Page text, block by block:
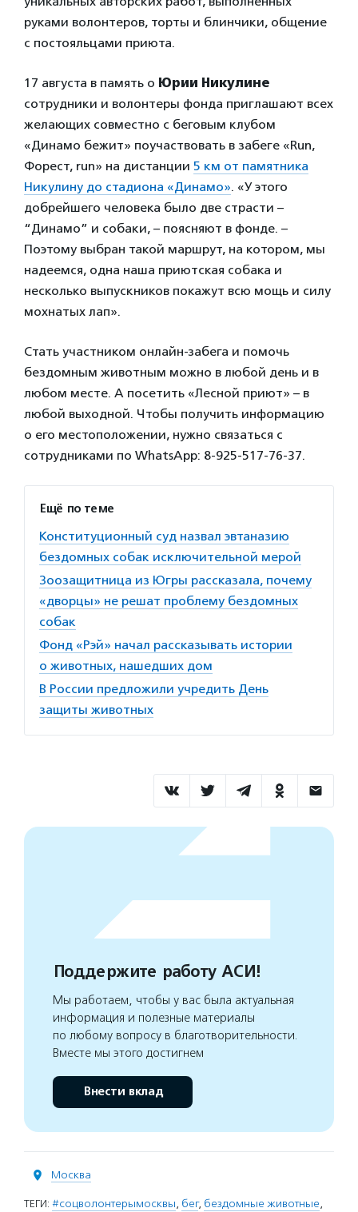
руками волонтеров, торты и блинчики, общение
с постояльцами приюта.
17 августа в память о Юрии Никулине
сотрудники и волонтеры фонда приглашают всех
желающих совместно с беговым клубом
«Динамо бежит» поучаствовать в забеге «Run,
Форест, run» на дистанции 5 км от памятника
Никулину до стадиона «Динамо». «У этого
добрейшего человека было две страсти –
“Динамо” и собаки, – поясняют в фонде. –
Поэтому выбран такой маршрут, на котором, мы
надеемся, одна наша приютская собака и
несколько выпускников покажут всю мощь и силу
мохнатых лап».
Стать участником онлайн-забега и помочь
бездомным животным можно в любой день и в
любом месте. А посетить «Лесной приют» – в
любой выходной. Чтобы получить информацию
о его местоположении, нужно связаться с
сотрудниками по WhatsApp: 8-925-517-76-37.
Ещё по теме
Конституционный суд назвал эвтаназию
бездомных собак исключительной мерой
Зоозащитница из Югры рассказала, почему
«дворцы» не решат проблему бездомных
собак
Фонд «Рэй» начал рассказывать истории
о животных, нашедших дом
В России предложили учредить День
защиты животных
Поддержите работу АСИ!
Мы работаем, чтобы у вас была актуальная
информация и полезные материалы
по любому вопросу в благотворительности.
Вместе мы этого достигнем
Внести вклад
Москва
ТЕГИ: #соцволонтерымосквы, бег, бездомные животные,